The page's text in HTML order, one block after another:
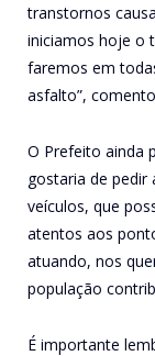
transtornos
iniciamos hoje o
faremos em
asfalto”,
O Prefeito ainda
gostaria de pedir
veículos, que
atentos aos
atuando, nos
população
É importante